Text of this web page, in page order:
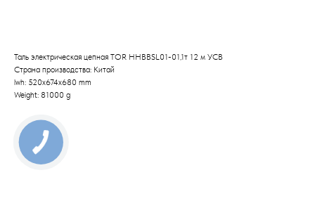
Таль электрическая цепная TOR HHBBSL01-01,1т 12 м УСВ
Страна производства: Китай
lwh: 520x674x680 mm
Weight: 81000 g